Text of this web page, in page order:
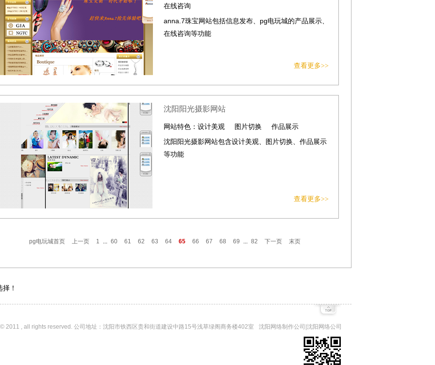
在线咨询
anna.7珠宝网站包括信息发布、pg电玩城的产品展示、
在线咨询等功能
查看更多>>
沈阳阳光摄影网站
网站特色： 设计美观 图片切换
作品展示
沈阳阳光摄影网站包含设计美观、图片切换、作品展示
等功能
查看更多>>
pg电玩城首页 上一页 1 ... 60 61 62 63 64 65 66 67 68 69 ... 82 下一页 末页
！
2011 , all rights reserved. 公司地址：沈阳市铁西区贵和街道建设中路15号浅草绿阁商务楼402室 沈阳网络制作公司|沈阳网络公司